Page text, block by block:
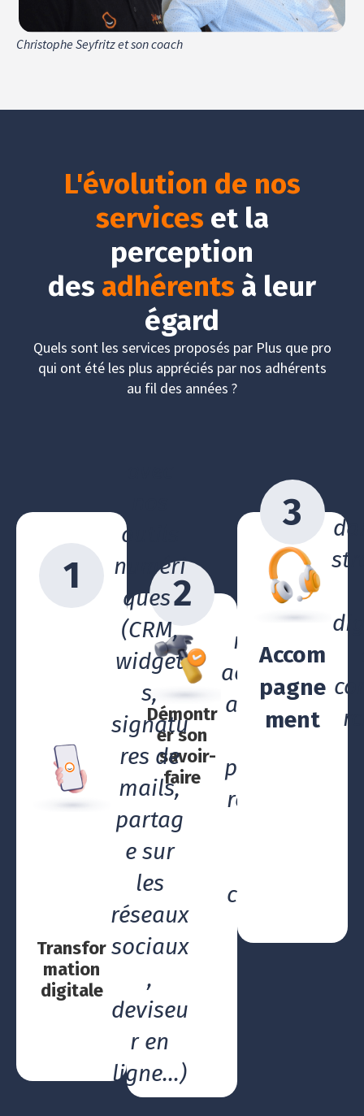
Christophe Seyfritz et son coach
L'évolution de nos
services et la
perception
des adhérents à leur
égard
Quels sont les services proposés par Plus que pro
qui ont été les plus appréciés par nos adhérents
au fil des années ?
2
Démontr
er son
savoir-
faire
avec
notre
accomp
agnem
ent
pour le
recueil
clients
1
Transfor
mation
digitale
outils
numéri
ques
(CRM,
widget
s,
signatu
res de
mails,
partag
e sur
les
réseaux
sociaux
,
deviseu
r en
ligne…)
3
Accom
pagne
ment